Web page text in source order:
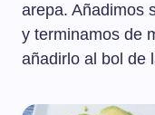
arepa. Añadimos
y terminamos de
añadirlo al bol de